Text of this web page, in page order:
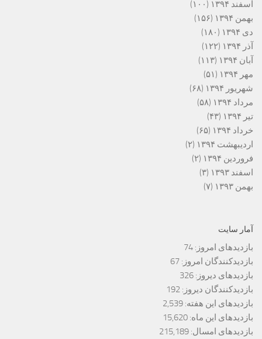
اسفند ۱۳۹۴
(۱۰۰)
بهمن ۱۳۹۴
(۱۵۶)
دی ۱۳۹۴
(۱۸۰)
آذر ۱۳۹۴
(۱۲۲)
آبان ۱۳۹۴
(۱۱۳)
مهر ۱۳۹۴
(۵۱)
شهریور ۱۳۹۴
(۶۸)
مرداد ۱۳۹۴
(۵۸)
تیر ۱۳۹۴
(۴۳)
خرداد ۱۳۹۴
(۶۵)
اردیبهشت ۱۳۹۴
(۲)
فروردین ۱۳۹۴
(۲)
اسفند ۱۳۹۳
(۳)
بهمن ۱۳۹۳
(۷)
آمار سایت
بازدیدهای امروز: 74
بازدیدکنندگان امروز: 67
بازدیدهای دیروز: 326
بازدیدکنندگان دیروز: 192
بازدیدهای این هفته: 2,539
بازدیدهای این ماه: 15,620
بازدیدهای امسال: 215,189